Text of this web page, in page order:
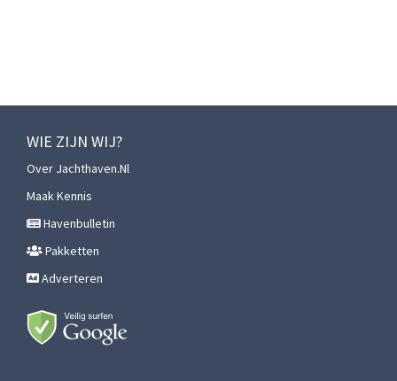
WIE ZIJN WIJ?
Over Jachthaven.nl
Maak Kennis
Havenbulletin
Pakketten
Adverteren